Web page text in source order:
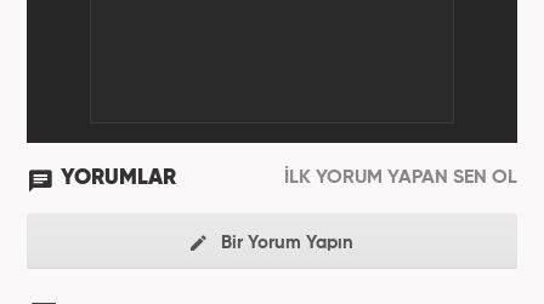
YORUMLAR İLK YORUM YAPAN SEN OL
Bir Yorum Yapın